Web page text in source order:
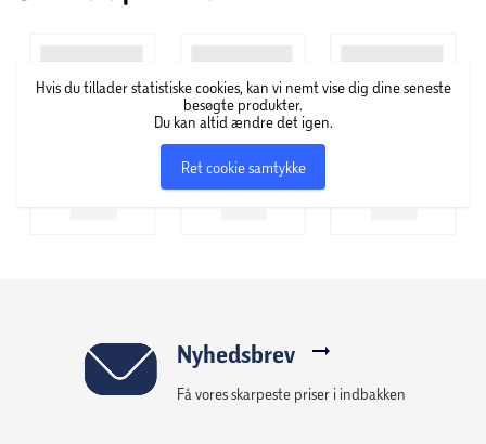
dit Apple Watch mod ridser og stød, så dit ur hele tiden ser
– Beskyttelsesetui med hærdet glas til Apple Watch
– Speciel glasbehandling for at beskytte mod fingeraftryk
– Glasset er 100% gennemsigtigt, reducerer ikke lysstyrken
eller farven på skærmen
Hvis du tillader statistiske cookies, kan vi nemt vise dig dine seneste
besøgte produkter.
Du kan altid ændre det igen.
Ret cookie samtykke
Nyhedsbrev
Få vores skarpeste priser i indbakken